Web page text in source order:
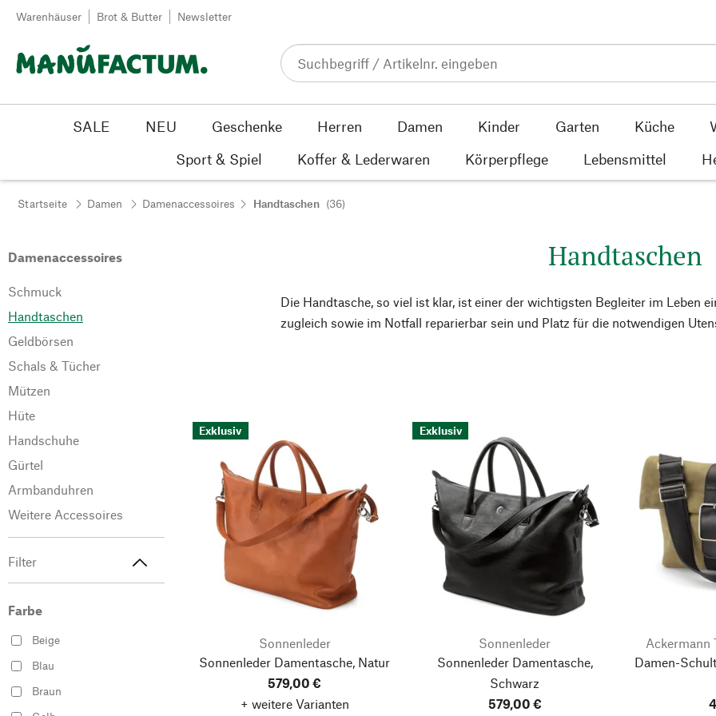
Zum Inhalt springen
Warenhäuser Brot & Butter Newsletter
SALE NEU Geschenke Herren Damen Kinder Garten Küche
Sport & Spiel
Koffer & Lederwaren Körperpflege Lebensmittel
Startseite Damen Damenaccessoires Handtaschen (36)
Damenaccessoires
Schmuck
Handtaschen
Geldbörsen
Schals & Tücher
Mützen
Hüte
Handschuhe
Gürtel
Armbanduhren
Weitere Accessoires
Filter
Farbe
Beige
Blau
Braun
Handtaschen
Die Handtasche, so viel ist klar, ist einer der wichtigsten Begleiter im Leben
zugleich sowie im Notfall reparierbar sein und Platz für die notwendigen
Exklusiv
Sonnenleder
Sonnenleder Damentasche, Natur
579,00 €
+ weitere Varianten
Exklusiv
Sonnenleder
Sonnenleder Damentasche,
Schwarz
579,00 €
Ackermann
Damen-